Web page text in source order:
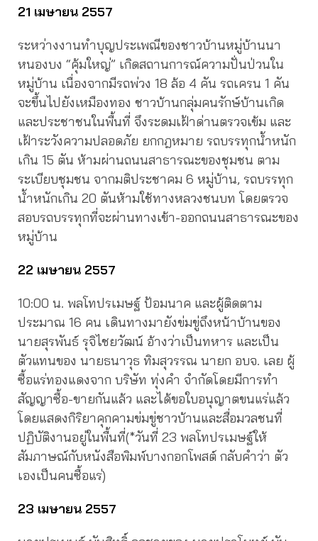
21 เมษายน 2557
ระหว่างงานทำบุญประเพณีของชาวบ้านหมู่บ้านนา
หนองบง “คุ้มใหญ่” เกิดสถานการณ์ความปั่นป่วนใน
หมู่บ้าน เนื่องจากมีรถพ่วง 18 ล้อ 4 คัน รถเครน 1 คัน
จะขึ้นไปยังเหมืองทอง ชาวบ้านกลุ่มคนรักษ์บ้านเกิด
และประชาชนในพื้นที่ จึงระดมเฝ้าด่านตรวจเข้ม และ
เฝ้าระวังความปลอดภัย ยกกฎหมาย รถบรรทุกน้ำหนัก
เกิน 15 ตัน ห้ามผ่านถนนสาธารณะของชุมชน ตาม
ระเบียบชุมชน จากมติประชาคม 6 หมู่บ้าน, รถบรรทุก
น้ำหนักเกิน 20 ตันห้ามใช้ทางหลวงชนบท โดยตรวจ
สอบรถบรรทุกที่จะผ่านทางเข้า-ออกถนนสาธารณะของ
หมู่บ้าน
22 เมษายน 2557
10:00 น. พลโทปรเมษฐ์ ป้อมนาค และผู้ติดตาม
ประมาณ 16 คน เดินทางมายังข่มขู่ถึงหน้าบ้านของ
นายสุรพันธ์ รุจิไชยวัฒน์ อ้างว่าเป็นทหาร และเป็น
ตัวแทนของ นายธนาวุธ ทิมสุวรรณ นายก อบจ. เลย ผู้
ซื้อแร่ทองแดงจาก บริษัท ทุ่งคำ จำกัดโดยมีการทำ
สัญญาซื้อ-ขายกันแล้ว และได้ขอใบอนุญาตขนแร่แล้ว
โดยแสดงกิริยาคุกคามข่มขู่ชาวบ้านและสื่อมวลชนที่
ปฏิบัติงานอยู่ในพื้นที่(*วันที่ 23 พลโทปรเมษฐ์ให้
สัมภาษณ์กับหนังสือพิมพ์บางกอกโพสต์ กลับคำว่า ตัว
เองเป็นคนซื้อแร่)
23 เมษายน 2557